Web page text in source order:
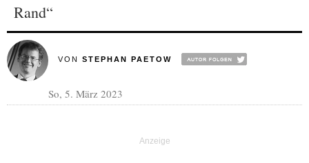
Rand“
VON STEPHAN PAETOW
So, 5. März 2023